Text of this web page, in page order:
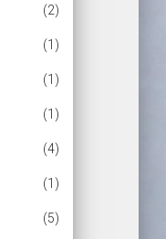
(2)
(1)
(1)
(1)
(4)
(1)
(5)